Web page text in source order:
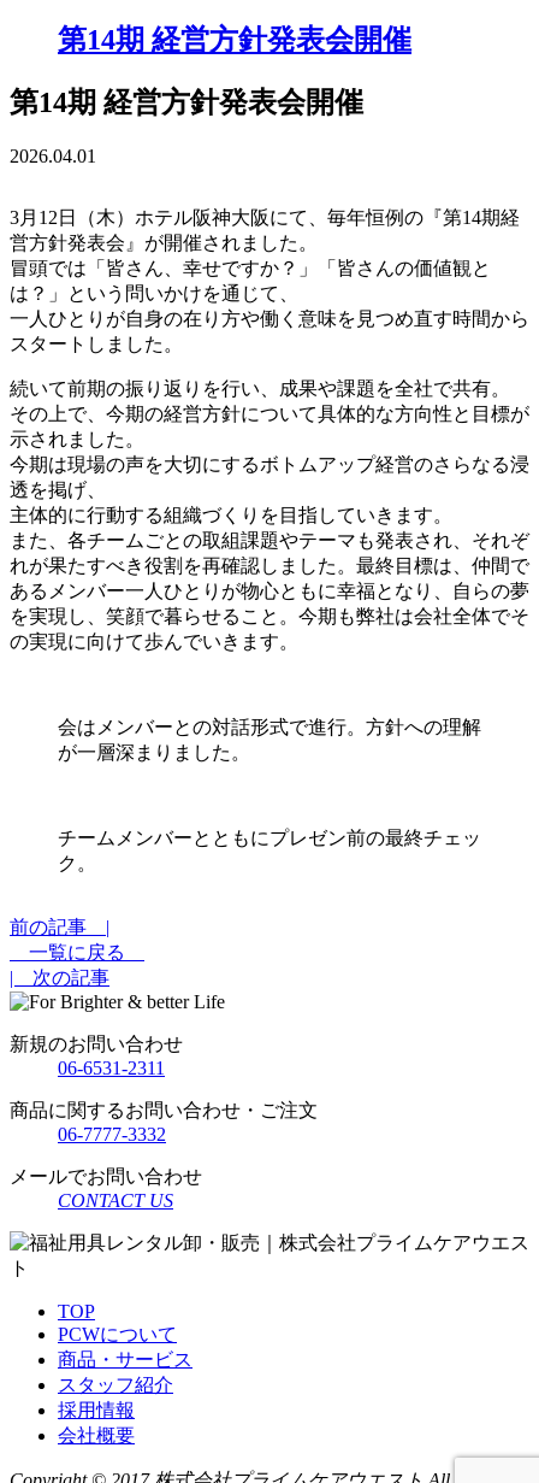
第14期 経営方針発表会開催
第14期 経営方針発表会開催
2026.04.01
3月12日（木）ホテル阪神大阪にて、毎年恒例の『第14期経
営方針発表会』が開催されました。
冒頭では「皆さん、幸せですか？」「皆さんの価値観と
は？」という問いかけを通じて、
一人ひとりが自身の在り方や働く意味を見つめ直す時間から
スタートしました。
続いて前期の振り返りを行い、成果や課題を全社で共有。
その上で、今期の経営方針について具体的な方向性と目標が
示されました。
今期は現場の声を大切にするボトムアップ経営のさらなる浸
透を掲げ、
主体的に行動する組織づくりを目指していきます。
また、各チームごとの取組課題やテーマも発表され、それぞ
れが果たすべき役割を再確認しました。最終目標は、仲間で
あるメンバー一人ひとりが物心ともに幸福となり、自らの夢
を実現し、笑顔で暮らせること。今期も弊社は会社全体でそ
の実現に向けて歩んでいきます。
会はメンバーとの対話形式で進行。方針への理解
が一層深まりました。
チームメンバーとともにプレゼン前の最終チェッ
ク。
前の記事 |
一覧に戻る
| 次の記事
新規のお問い合わせ
06-6531-2311
商品に関するお問い合わせ・ご注文
06-7777-3332
メールでお問い合わせ
CONTACT US
TOP
PCWについて
商品・サービス
スタッフ紹介
採用情報
会社概要